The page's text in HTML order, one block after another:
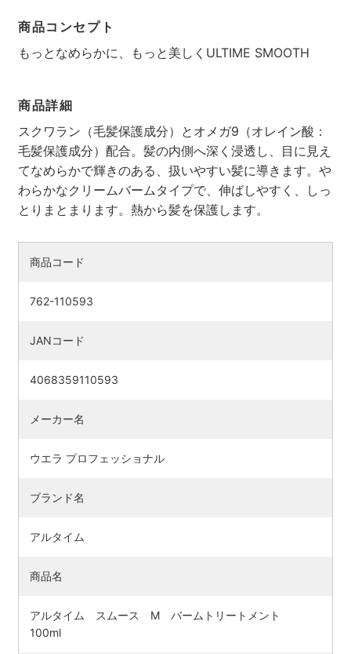
商品コンセプト
もっとなめらかに、もっと美しくULTIME SMOOTH
商品詳細
スクワラン（毛髪保護成分）とオメガ9（オレイン酸：
毛髪保護成分）配合。髪の内側へ深く浸透し、目に見え
てなめらかで輝きのある、扱いやすい髪に導きます。や
わらかなクリームバームタイプで、伸ばしやすく、しっ
とりまとまります。熱から髪を保護します。
商品コード
762-110593
JANコード
4068359110593
メーカー名
ウエラ プロフェッショナル
ブランド名
アルタイム
商品名
アルタイム スムース M バームトリートメント
100ml
検索す